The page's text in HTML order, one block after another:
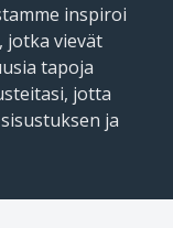
inspiroi
jotka vievät
tapoja
jotta
ja